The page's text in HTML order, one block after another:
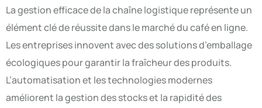
La gestion efficace de la chaîne logistique représente un
élément clé de réussite dans le marché du café en ligne.
Les entreprises innovent avec des solutions d’emballage
écologiques pour garantir la fraîcheur des produits.
L’automatisation et les technologies modernes
améliorent la gestion des stocks et la rapidité des